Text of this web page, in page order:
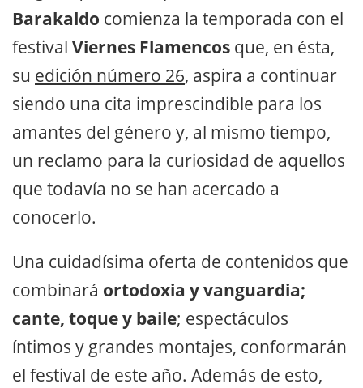
Barakaldo comienza la temporada con el
festival Viernes Flamencos que, en ésta,
su edición número 26, aspira a continuar
siendo una cita imprescindible para los
amantes del género y, al mismo tiempo,
un reclamo para la curiosidad de aquellos
que todavía no se han acercado a
conocerlo.
Una cuidadísima oferta de contenidos que
combinará ortodoxia y vanguardia;
cante, toque y baile; espectáculos
íntimos y grandes montajes, conformarán
el festival de este año. Además de esto,